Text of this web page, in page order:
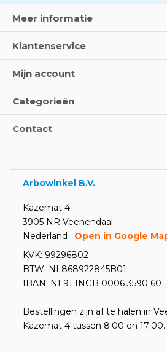
Meer informatie
Klantenservice
Mijn account
Categorieën
Contact
Arbowinkel B.V.
Kazemat 4
3905 NR Veenendaal
Nederland
Open in Google
KVK: 99296802
BTW: NL868922845B01
IBAN: NL91 INGB 0006 3590 60
Bestellingen zijn af te halen in
Kazemat 4 tussen 8:00 en 17:00.